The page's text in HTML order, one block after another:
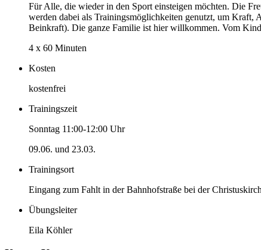
Für Alle, die wieder in den Sport einsteigen möchten. Die
werden dabei als Trainingsmöglichkeiten genutzt, um
Beinkraft). Die ganze Familie ist hier willkommen. Vom
4 x 60 Minuten
Kosten
kostenfrei
Trainingszeit
Sonntag 11:00-12:00 Uhr
09.06. und 23.03.
Trainingsort
Eingang zum Fahlt in der Bahnhofstraße bei der
Übungsleiter
Eila Köhler